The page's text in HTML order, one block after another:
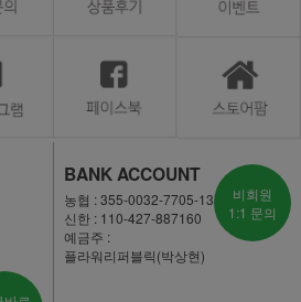
BANK ACCOUNT
농협 : 355-0032-7705-13
신한 : 110-427-887160
예금주 :
플라워리퍼블릭(박상현)
비회원
1:1 문의